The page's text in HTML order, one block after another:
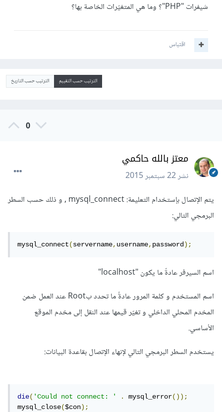
شيفرات "PHP"؟ وما هي المتغيّرات الخاصة بها؟
اقتباس
الترتيب حسب التقييم الترتيب حسب التاريخ
0
معتز بالله حاكمي
نشر22 سبتمبر 2015
يتم الإتصال بإستخدام التعليمة: mysql_connect , و ذلك حسب السطر
البرمجي التالي:
mysql_connect(servername,username,password);
اسم السيرفر عادةّ ما يكون "localhost"
اسم المستخدم و كلمة المرور عادةً ما تحدد بRoot عند العمل ضمن
المخدم المحلي الداخلي و تغيّر قيمها عند النقل إلى مخدم الموقع
الأساسي.
يستخدم السطر البرمجي التالي لإنهاء الإتصال بقاعدة البيانات:
die('Could not connect: ' . mysql_error());
mysql_close($con);